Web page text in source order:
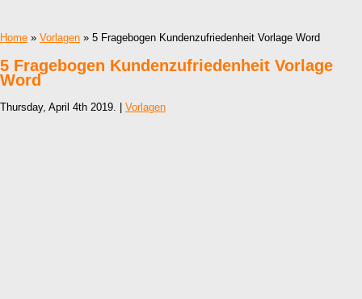
Home » Vorlagen » 5 Fragebogen Kundenzufriedenheit Vorlage Word
5 Fragebogen Kundenzufriedenheit Vorlage
Word
Thursday, April 4th 2019. | Vorlagen